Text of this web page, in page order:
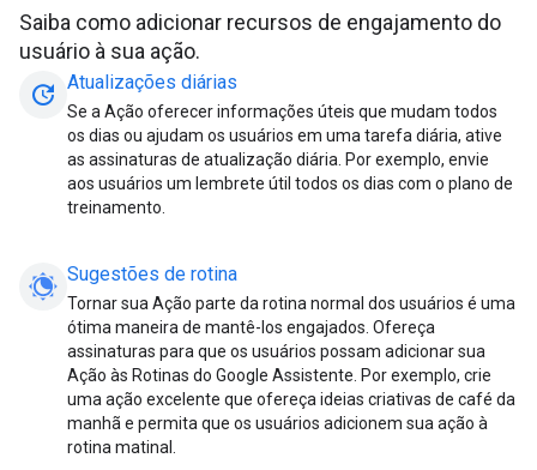
Saiba como adicionar recursos de engajamento do
usuário à sua ação.
update Atualizações diárias
Se a Ação oferecer informações úteis que mudam todos
os dias ou ajudam os usuários em uma tarefa diária, ative
as assinaturas de atualização diária. Por exemplo, envie
aos usuários um lembrete útil todos os dias com o plano de
treinamento.
Sugestões de rotina
Tornar sua Ação parte da rotina normal dos usuários é uma
ótima maneira de mantê-los engajados. Ofereça
assinaturas para que os usuários possam adicionar sua
Ação às Rotinas do Google Assistente. Por exemplo, crie
uma ação excelente que ofereça ideias criativas de café da
manhã e permita que os usuários adicionem sua ação à
rotina matinal.